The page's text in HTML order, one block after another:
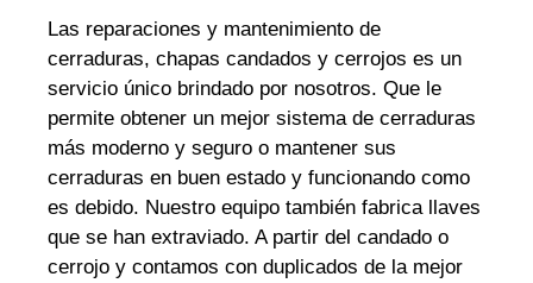
Las reparaciones y mantenimiento de
cerraduras, chapas candados y cerrojos es un
servicio único brindado por nosotros. Que le
permite obtener un mejor sistema de cerraduras
más moderno y seguro o mantener sus
cerraduras en buen estado y funcionando como
es debido. Nuestro equipo también fabrica llaves
que se han extraviado. A partir del candado o
cerrojo y contamos con duplicados de la mejor